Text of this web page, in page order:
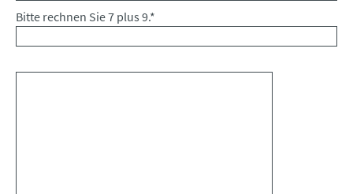
Bitte rechnen Sie 7 plus 9.*